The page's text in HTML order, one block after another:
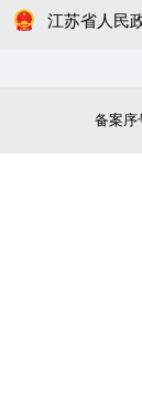
江苏省人民
备案序